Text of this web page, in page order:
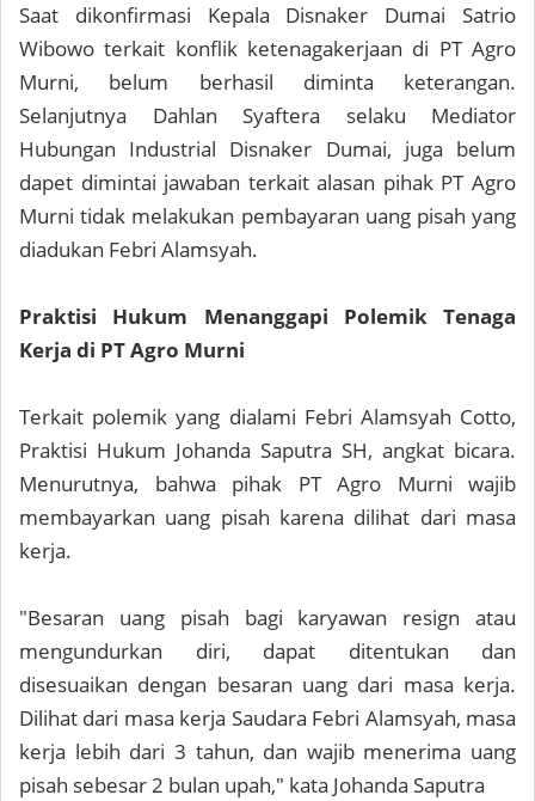
Saat dikonfirmasi Kepala Disnaker Dumai Satrio
Wibowo terkait konflik ketenagakerjaan di PT Agro
Murni, belum berhasil diminta keterangan.
Selanjutnya Dahlan Syaftera selaku Mediator
Hubungan Industrial Disnaker Dumai, juga belum
dapet dimintai jawaban terkait alasan pihak PT Agro
Murni tidak melakukan pembayaran uang pisah yang
diadukan Febri Alamsyah.
Praktisi Hukum Menanggapi Polemik Tenaga
Kerja di PT Agro Murni
Terkait polemik yang dialami Febri Alamsyah Cotto,
Praktisi Hukum Johanda Saputra SH, angkat bicara.
Menurutnya, bahwa pihak PT Agro Murni wajib
membayarkan uang pisah karena dilihat dari masa
kerja.
"Besaran uang pisah bagi karyawan resign atau
mengundurkan diri, dapat ditentukan dan
disesuaikan dengan besaran uang dari masa kerja.
Dilihat dari masa kerja Saudara Febri Alamsyah, masa
kerja lebih dari 3 tahun, dan wajib menerima uang
pisah sebesar 2 bulan upah," kata Johanda Saputra